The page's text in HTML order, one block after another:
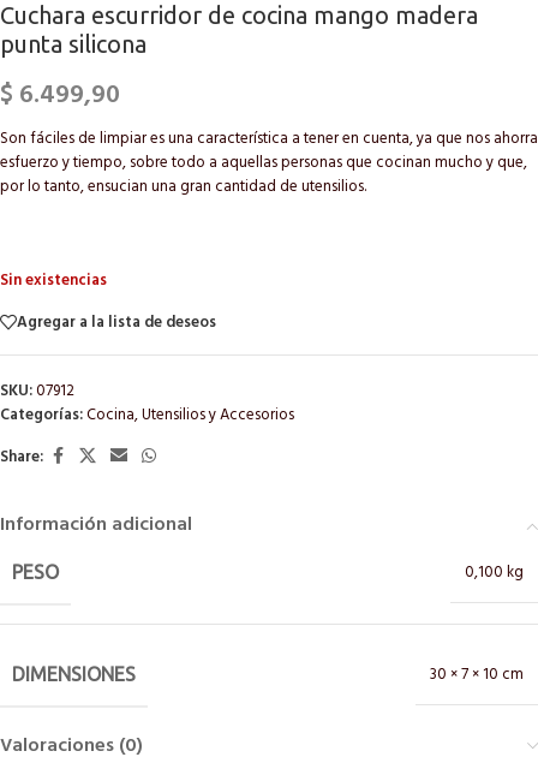
Cuchara escurridor de cocina mango madera
punta silicona
$ 6.499,90
Son fáciles de limpiar es una característica a tener en cuenta, ya que nos ahorra
esfuerzo y tiempo, sobre todo a aquellas personas que cocinan mucho y que,
por lo tanto, ensucian una gran cantidad de utensilios.
Sin existencias
Agregar a la lista de deseos
SKU:07912
Categorías:Cocina,Utensilios y Accesorios
Share:
Información adicional
PESO 0,100 kg
DIMENSIONES 30 × 7 × 10 cm
Valoraciones (0)